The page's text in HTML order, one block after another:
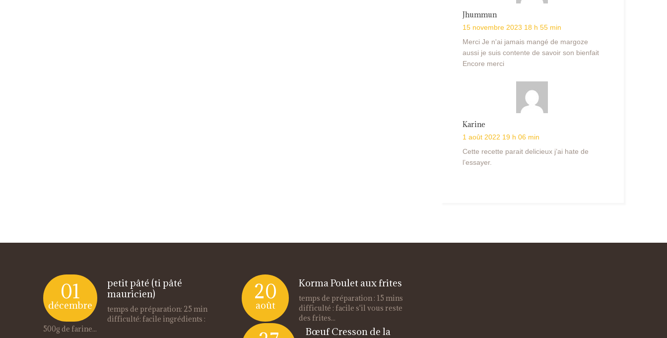
Jhummun
15 novembre 2023 18 h 55 min
Merci Je n'ai jamais mangé de margoze
aussi je suis contente de savoir son bienfait
Encore merci
Karine
1 août 2022 19 h 06 min
Cette recette parait delicieux j’ai hate de
l’essayer.
01
décembre
petit pâté (ti pâté
mauricien)
temps de préparation: 25 min
difficulté: facile ingrédients :
500g de farine...
20
août
Korma Poulet aux frites
temps de préparation : 15 mins
difficulté : facile s'il vous reste
des frites...
Bœuf Cresson de la